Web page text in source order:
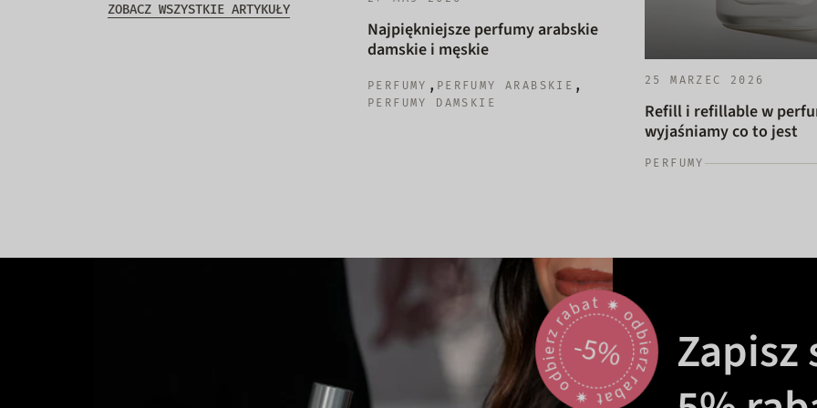
ZOBACZ WSZYSTKIE ARTYKUŁY
Najpiękniejsze perfumy arabskie
damskie i męskie
PERFUMY , PERFUMY ARABSKIE ,
PERFUMY DAMSKIE
25 MARZEC 2026
Refill i refillable w
wyjaśniamy co to jest
PERFUMY
odbierz rabat 🟎 odbierz rabat 🟎
-5%
Zapisz